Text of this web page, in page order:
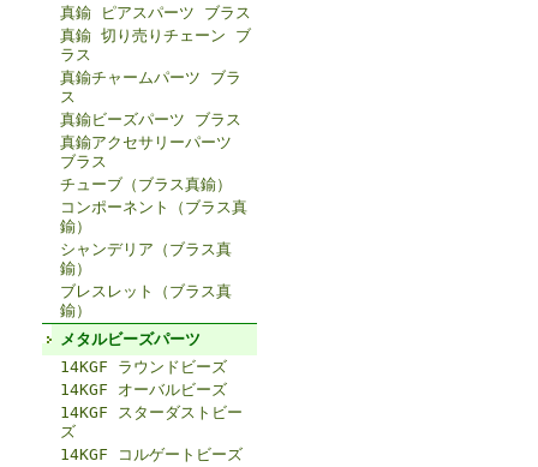
真鍮 ピアスパーツ ブラス
真鍮 切り売りチェーン ブ
ラス
真鍮チャームパーツ ブラ
ス
真鍮ビーズパーツ ブラス
真鍮アクセサリーパーツ
ブラス
チューブ（ブラス真鍮）
コンポーネント（ブラス真
鍮）
シャンデリア（ブラス真
鍮）
ブレスレット（ブラス真
鍮）
メタルビーズパーツ
14KGF ラウンドビーズ
14KGF オーバルビーズ
14KGF スターダストビー
ズ
14KGF コルゲートビーズ